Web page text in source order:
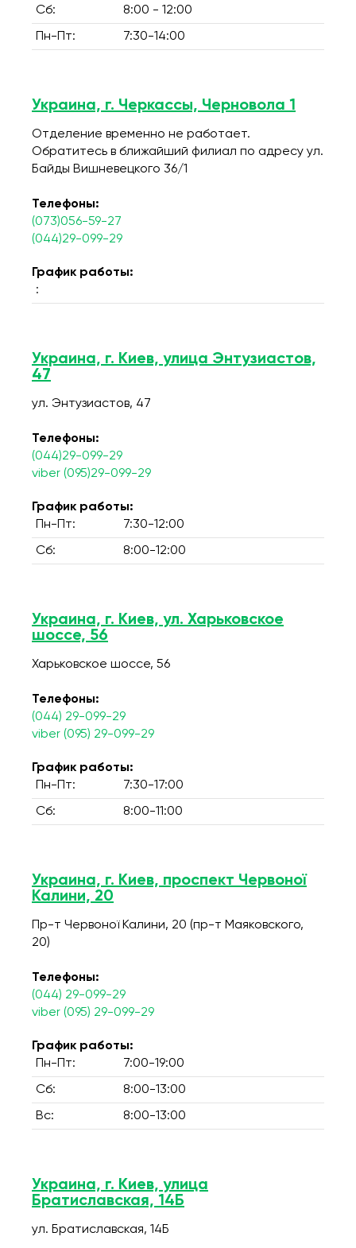
Сб:
8:00 - 12:00
Пн-Пт: 7:30-14:00
Украина, г. Черкассы, Черновола 1
Отделение временно не работает.
Обратитесь в ближайший филиал по адресу ул.
Байды Вишневецкого 36/1
Телефоны:
(073)056-59-27
(044)29-099-29
График работы:
:
Украина, г. Киев, улица Энтузиастов,
47
ул. Энтузиастов, 47
Телефоны:
(044)29-099-29
viber (095)29-099-29
График работы:
Пн-Пт:
7:30-12:00
Сб: 8:00-12:00
Украина, г. Киев, ул. Харьковское
шоссе, 56
Харьковское шоссе, 56
Телефоны:
(044) 29-099-29
viber (095) 29-099-29
График работы:
Пн-Пт:
7:30-17:00
Сб: 8:00-11:00
Украина, г. Киев, проспект Червоної
Калини, 20
Пр-т Червоної Калини, 20 (пр-т Маяковского,
20)
Телефоны:
(044) 29-099-29
viber (095) 29-099-29
График работы:
Пн-Пт:
7:00-19:00
Сб: 8:00-13:00
Вс: 8:00-13:00
Украина, г. Киев, улица
Братиславская, 14Б
ул. Братиславская, 14Б